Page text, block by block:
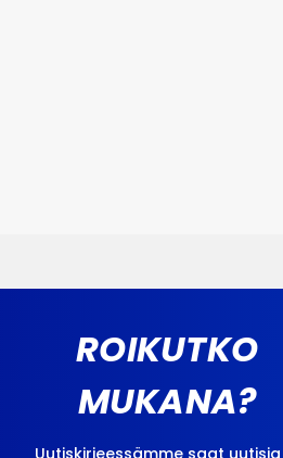
ROIKUTKO
MUKANA?